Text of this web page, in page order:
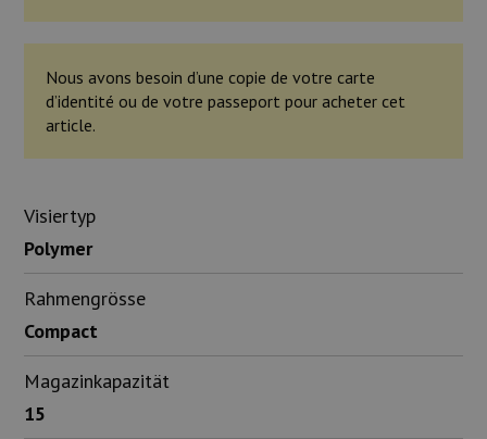
Nous avons besoin d’une copie de votre carte
d’identité ou de votre passeport pour acheter cet
article.
Visiertyp
Polymer
Rahmengrösse
Compact
Magazinkapazität
15